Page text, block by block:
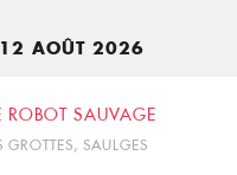
12 AOÛT 2026
ROBOT SAUVAGE
GROTTES, SAULGES